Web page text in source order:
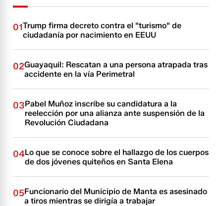
01Trump firma decreto contra el "turismo" de
ciudadanía por nacimiento en EEUU
02Guayaquil: Rescatan a una persona atrapada tras
accidente en la vía Perimetral
03Pabel Muñoz inscribe su candidatura a la
reelección por una alianza ante suspensión de la
Revolución Ciudadana
04Lo que se conoce sobre el hallazgo de los cuerpos
de dos jóvenes quiteños en Santa Elena
05Funcionario del Municipio de Manta es asesinado
a tiros mientras se dirigía a trabajar